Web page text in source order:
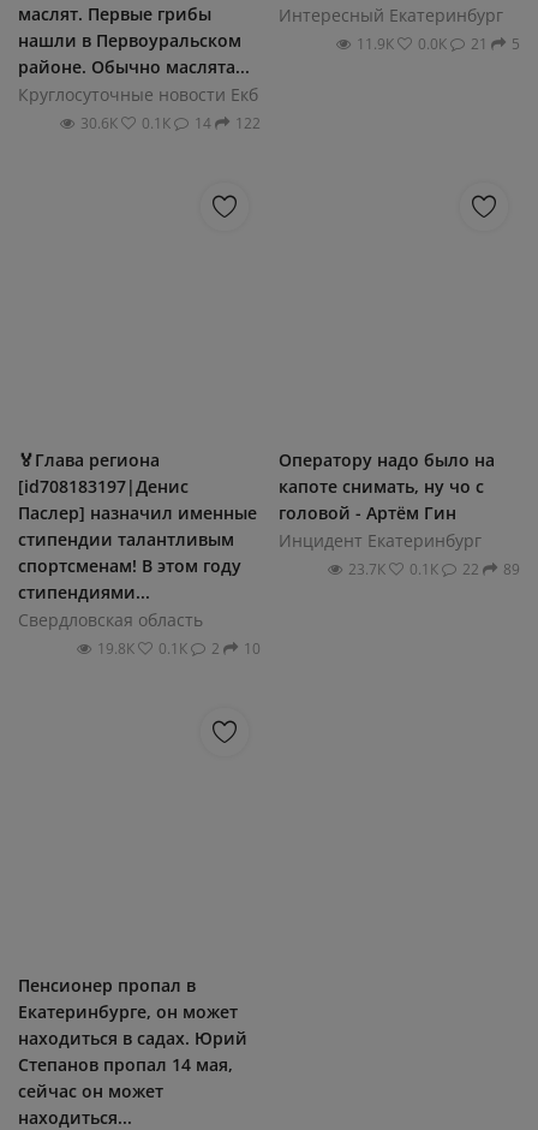
маслят. Первые грибы
нашли в Первоуральском
районе. Обычно маслята...
Круглосуточные новости Екб
30.6К 0.1К 14 122
Интересный Екатеринбург
11.9К 0.0К 21 5
🏅Глава региона
[id708183197|Денис
Паслер] назначил именные
стипендии талантливым
спортсменам! В этом году
стипендиями...
Свердловская область
19.8К 0.1К 2 10
Оператору надо было на
капоте снимать, ну чо с
головой - Артём Гин
Инцидент Екатеринбург
23.7К 0.1К 22 89
Пенсионер пропал в
Екатеринбурге, он может
находиться в садах. Юрий
Степанов пропал 14 мая,
сейчас он может
находиться...